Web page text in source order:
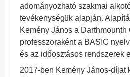
adományozható szakmai
tevékenységük alapján.
Kemény János a Darthmounth
professzoraként a BASIC
és az időosztásos rendszerek
2017-ben Kemény János-díjat